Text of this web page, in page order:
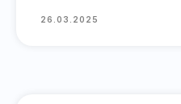
26.03.2025